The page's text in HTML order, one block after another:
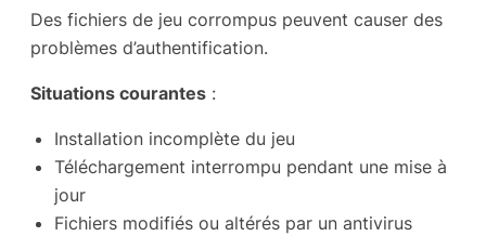
Des fichiers de jeu corrompus peuvent causer des
problèmes d’authentification.
Situations courantes :
Installation incomplète du jeu
Téléchargement interrompu pendant une mise à
jour
Fichiers modifiés ou altérés par un antivirus